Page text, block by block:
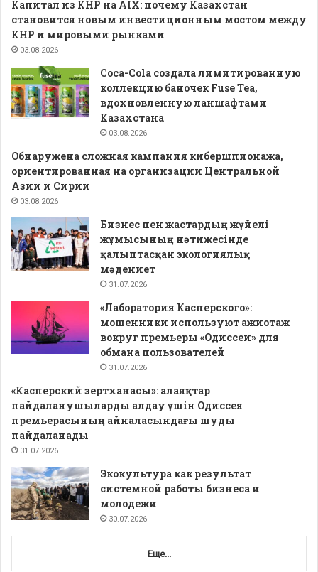
Капитал из КНР на AIX: почему Казахстан
становится новым инвестиционным мостом между
КНР и мировыми рынками
03.08.2026
Coca-Cola создала лимитированную
коллекцию баночек Fuse Tea,
вдохновленную ланшафтами
Казахстана
03.08.2026
Обнаружена сложная кампания кибершпионажа,
ориентированная на организации Центральной
Азии и Сирии
03.08.2026
Бизнес пен жастардың жүйелі
жұмысының нәтижесінде
қалыптасқан экологиялық
мәдениет
31.07.2026
«Лаборатория Касперского»:
мошенники используют ажиотаж
вокруг премьеры «Одиссеи» для
обмана пользователей
31.07.2026
«Касперский зертханасы»: алаяқтар
пайдаланушыларды алдау үшін Одиссея
премьерасының айналасындағы шуды
пайдаланады
31.07.2026
Экокультура как результат
системной работы бизнеса и
молодежи
30.07.2026
Еще...